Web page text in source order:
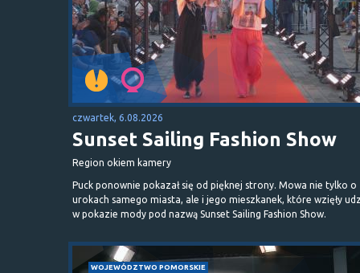
czwartek, 6.08.2026
Sunset Sailing Fashion Show
Region okiem kamery
Puck ponownie pokazał się od pięknej strony. Mowa nie tylko o
urokach samego miasta, ale i jego mieszkanek, które wzięły
w pokazie mody pod nazwą Sunset Sailing Fashion Show.
WOJEWÓDZTWO POMORSKIE